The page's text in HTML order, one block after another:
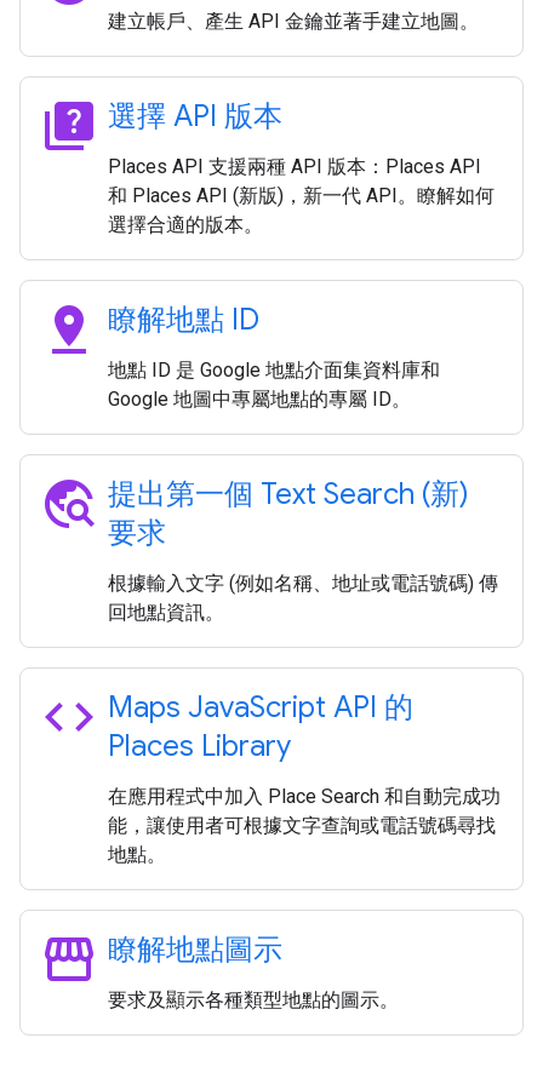
建立帳戶、產生 API 金鑰並著手建立地圖。
quiz 選擇 API 版本
Places API 支援兩種 API 版本：Places API
和 Places API (新版)，新一代 API。瞭解如何
選擇合適的版本。
pin_drop 瞭解地點 ID
地點 ID 是 Google 地點介面集資料庫和
Google 地圖中專屬地點的專屬 ID。
travel_explore 提出第一個 Text Search (新)
要求
根據輸入文字 (例如名稱、地址或電話號碼) 傳
回地點資訊。
code Maps JavaScript API 的
Places Library
在應用程式中加入 Place Search 和自動完成功
能，讓使用者可根據文字查詢或電話號碼尋找
地點。
storefront 瞭解地點圖示
要求及顯示各種類型地點的圖示。